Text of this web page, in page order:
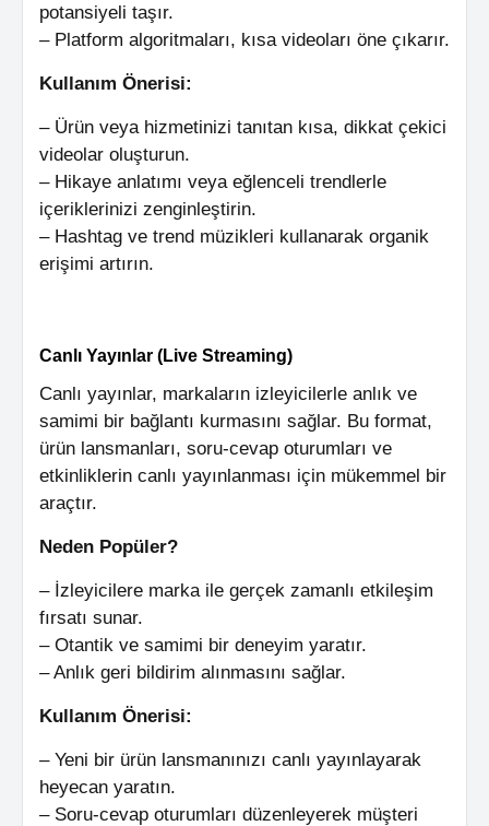
potansiyeli taşır.
– Platform algoritmaları, kısa videoları öne çıkarır.
Kullanım Önerisi:
– Ürün veya hizmetinizi tanıtan kısa, dikkat çekici
videolar oluşturun.
– Hikaye anlatımı veya eğlenceli trendlerle
içeriklerinizi zenginleştirin.
– Hashtag ve trend müzikleri kullanarak organik
erişimi artırın.
Canlı Yayınlar (Live Streaming)
Canlı yayınlar, markaların izleyicilerle anlık ve
samimi bir bağlantı kurmasını sağlar. Bu format,
ürün lansmanları, soru-cevap oturumları ve
etkinliklerin canlı yayınlanması için mükemmel bir
araçtır.
Neden Popüler?
– İzleyicilere marka ile gerçek zamanlı etkileşim
fırsatı sunar.
– Otantik ve samimi bir deneyim yaratır.
– Anlık geri bildirim alınmasını sağlar.
Kullanım Önerisi:
– Yeni bir ürün lansmanınızı canlı yayınlayarak
heyecan yaratın.
– Soru-cevap oturumları düzenleyerek müşteri